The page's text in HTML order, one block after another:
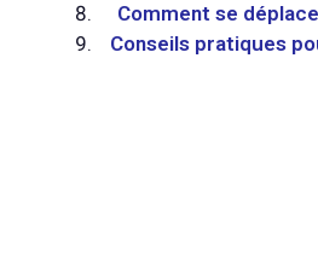
Comment se
Conseils pratiques